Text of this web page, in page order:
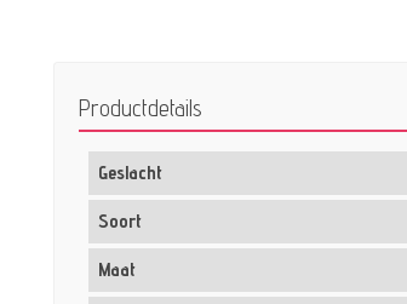
Productdetails
Geslacht
Soort
Maat